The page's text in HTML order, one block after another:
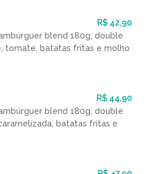
R$ 42,90
blend 180g, double
tomate, batatas fritas e molho
R$ 44,90
blend 180g, double
batatas fritas e